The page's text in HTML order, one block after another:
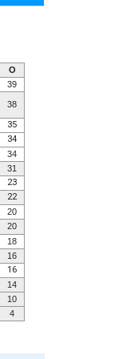
О
39
38
35
34
34
31
23
22
20
20
18
16
16
14
10
4